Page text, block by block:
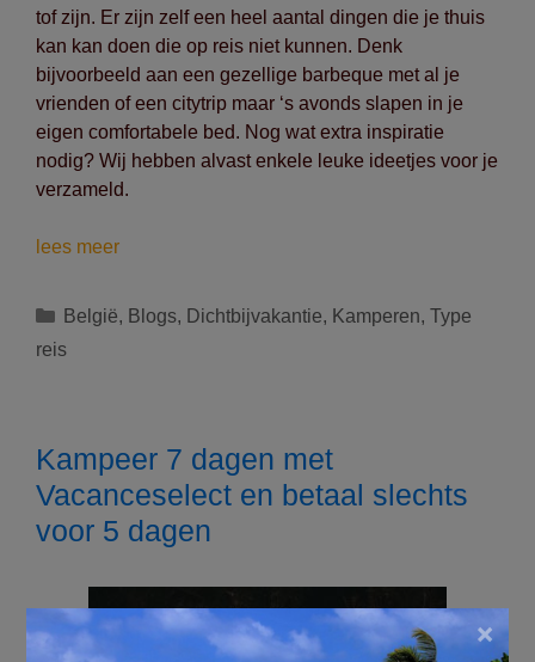
tof zijn. Er zijn zelf een heel aantal dingen die je thuis
kan kan doen die op reis niet kunnen. Denk
bijvoorbeeld aan een gezellige barbeque met al je
vrienden of een citytrip maar ‘s avonds slapen in je
eigen comfortabele bed. Nog wat extra inspiratie
nodig? Wij hebben alvast enkele leuke ideetjes voor je
verzameld.
lees meerEr
betere
te
gaan
dan
Categorieën
België, Blogs, Dichtbijvakantie, Kamperen, Type
reis
Kampeer 7 dagen met
Vacanceselect en betaal slechts
voor 5 dagen
×